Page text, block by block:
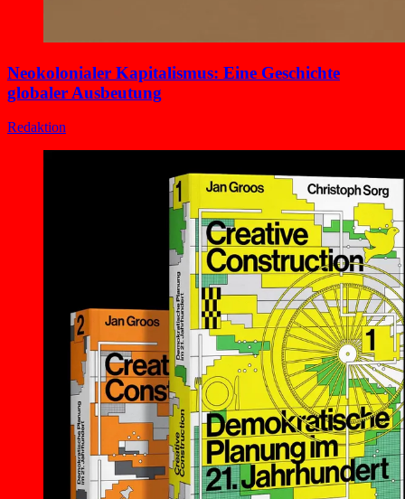
Neokolonialer Kapitalismus: Eine Geschichte
globaler Ausbeutung
Redaktion